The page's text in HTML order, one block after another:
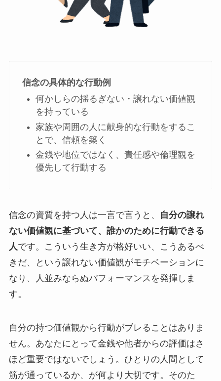
信念の具体的な行動例
何かしらの揺るぎない・譲れない価値観
を持っている
家族や周囲の人に献身的な行動をするこ
とで、信頼を築く
金銭や地位ではなく、責任感や倫理観を
優先して行動する
信念の資質を持つ人は一言で言うと、
自分の譲れ
ない価値観に基づいて、誰かのために行動できる
人です。こういう生き方が格好いい、こうあるべ
きだ、という譲れない価値観がモチベーションに
なり、人並みならぬパフォーマンスを発揮しま
す。
自分の持つ価値観から行動がブレることはありま
せん。あなたにとって金銭や他者からの評価はさ
ほど重要ではないでしょう。ひとりの人間として
筋が通っているか、が何より大切です。そのた